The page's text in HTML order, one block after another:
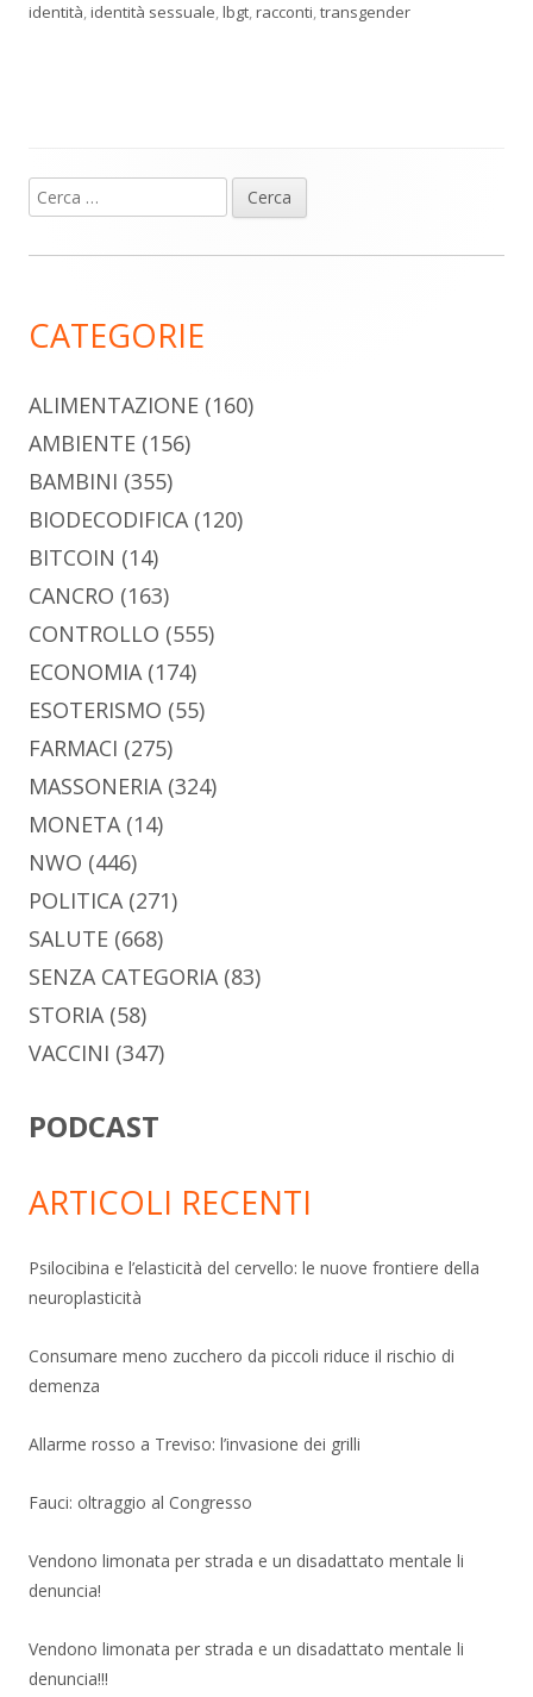
identità,identità sessuale,lbgt,racconti,transgender
Barra
laterale
Ricerca
per:
CATEGORIE
ALIMENTAZIONE (160)
AMBIENTE (156)
BAMBINI (355)
BIODECODIFICA (120)
BITCOIN (14)
CANCRO (163)
CONTROLLO (555)
ECONOMIA (174)
ESOTERISMO (55)
FARMACI (275)
MASSONERIA (324)
MONETA (14)
NWO (446)
POLITICA (271)
SALUTE (668)
SENZA CATEGORIA (83)
STORIA (58)
VACCINI (347)
PODCAST
ARTICOLI RECENTI
Psilocibina e l’elasticità del cervello: le nuove frontiere della
neuroplasticità
Consumare meno zucchero da piccoli riduce il rischio di
demenza
Allarme rosso a Treviso: l’invasione dei grilli
Fauci: oltraggio al Congresso
Vendono limonata per strada e un disadattato mentale li
denuncia!
Vendono limonata per strada e un disadattato mentale li
denuncia!!!